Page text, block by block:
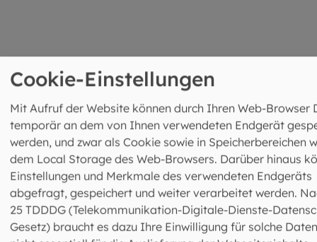
Cookie-Einstellungen
Mit Aufruf der Website können durch Ihren Web-Browser
temporär an dem von Ihnen verwendeten Endgerät
werden, und zwar als Cookie sowie in Speicherbereichen
dem Local Storage des Web-Browsers. Darüber hinaus
Einstellungen und Merkmale des verwendeten Endgeräts
abgefragt, gespeichert und weiter verarbeitet werden.
25 TDDDG (Telekommunikation-Digitale-Dienste-
Gesetz) braucht es dazu Ihre Einwilligung für solche